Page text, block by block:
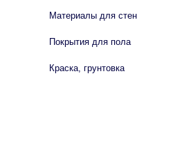
Материалы для стен
Покрытия для пола
Краска, грунтовка